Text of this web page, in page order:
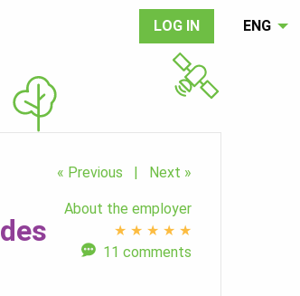
LOG IN ENG
« Previous Next »
About the employer
★ ★ ★ ★ ★
11 comments